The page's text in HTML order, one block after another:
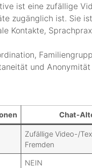
ist eine zufällige
zugänglich ist. Sie
Kontakte,
und
Chat-
Zufällige Video-/
Fremden
NEIN